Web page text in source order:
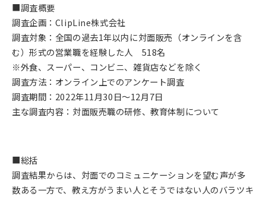
■調査概要
調査企画：ClipLine株式会社
調査対象：全国の過去1年以内に対面販売（オンラインを含
む）形式の営業職を経験した人 518名
※外食、スーパー、コンビニ、雑貨店などを除く
調査方法：オンライン上でのアンケート調査
調査期間：2022年11月30日～12月7日
主な調査内容：対面販売職の研修、教育体制について
■総括
調査結果からは、対面でのコミュニケーションを望む声が多
数ある一方で、教え方がうまい人とそうではない人のバラツキ